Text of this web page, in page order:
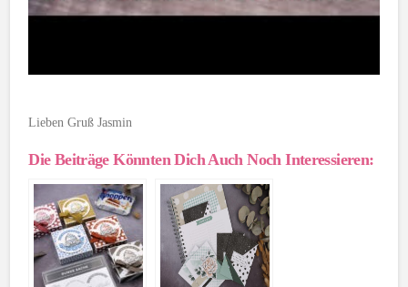
Lieben Gruß Jasmin
Die Beiträge Könnten Dich Auch Noch Interessieren: